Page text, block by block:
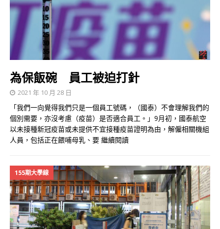
為保飯碗 員工被迫打針
2021 年 10 月 28 日
「我們一向覺得我們只是一個員工號碼，（國泰）不會理解我們的
個別需要，亦沒考慮（疫苗）是否適合員工。」9月初，國泰航空
以未接種新冠疫苗或未提供不宜接種疫苗證明為由，解僱相關機組
人員，包括正在餵哺母乳、要 繼續閱讀
155期大學線